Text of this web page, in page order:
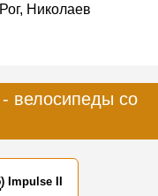
Николаев
велосипеды со
Impulse II